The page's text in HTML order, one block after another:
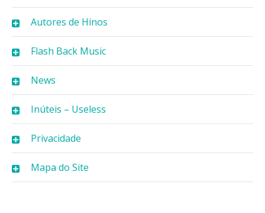
Autores de Hinos
Flash Back Music
News
Inúteis – Useless
Privacidade
Mapa do Site